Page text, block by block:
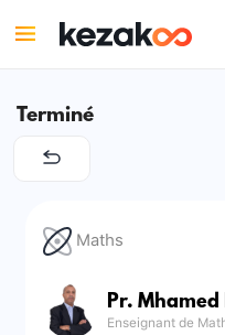
Terminé
Maths
Pr.
Enseignant de